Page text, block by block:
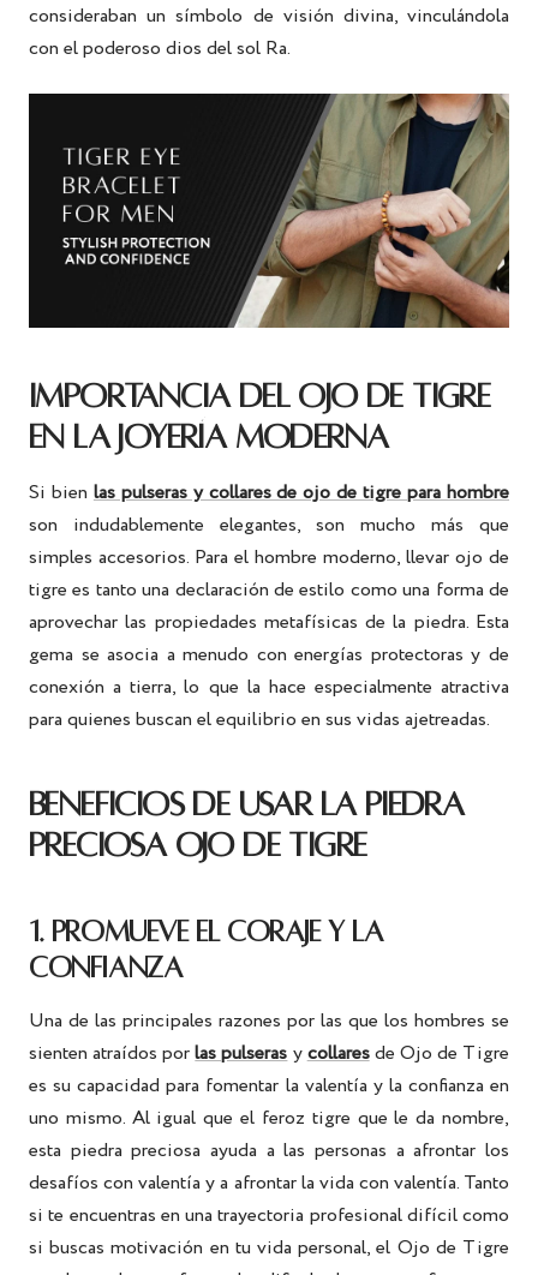
consideraban un símbolo de visión divina, vinculándola
con el poderoso dios del sol Ra.
IMPORTANCIA DEL OJO DE TIGRE
EN LA JOYERÍA MODERNA
Si bien las pulseras y collares de ojo de tigre para hombre
son indudablemente elegantes, son mucho más que
simples accesorios. Para el hombre moderno, llevar ojo de
tigre es tanto una declaración de estilo como una forma de
aprovechar las propiedades metafísicas de la piedra. Esta
gema se asocia a menudo con energías protectoras y de
conexión a tierra, lo que la hace especialmente atractiva
para quienes buscan el equilibrio en sus vidas ajetreadas.
BENEFICIOS DE USAR LA PIEDRA
PRECIOSA OJO DE TIGRE
1. PROMUEVE EL CORAJE Y LA
CONFIANZA
Una de las principales razones por las que los hombres se
sienten atraídos porlas pulserasycollaresde Ojo de Tigre
es su capacidad para fomentar la valentía y la confianza en
uno mismo. Al igual que el feroz tigre que le da nombre,
esta piedra preciosa ayuda a las personas a afrontar los
desafíos con valentía y a afrontar la vida con valentía. Tanto
si te encuentras en una trayectoria profesional difícil como
si buscas motivación en tu vida personal, el Ojo de Tigre